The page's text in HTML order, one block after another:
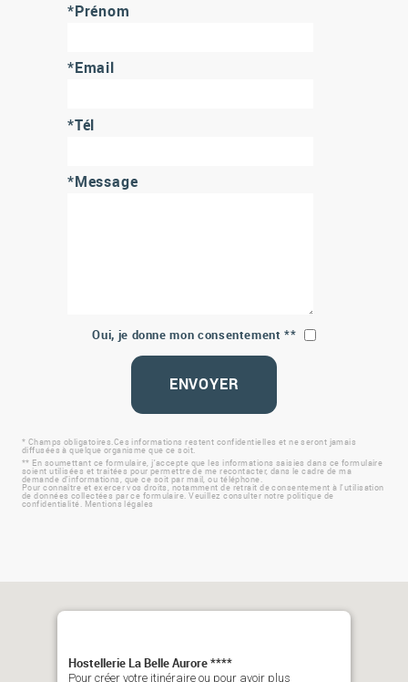
*Prénom
*Email
*Tél
*Message
Oui, je donne mon consentement **
ENVOYER
* Champs obligatoires.Ces informations restent confidentielles et ne seront jamais
diffusées à quelque organisme que ce soit.
** En soumettant ce formulaire, j'accepte que les informations saisies dans ce formulaire
soient utilisées et traitées pour permettre de me recontacter, dans le cadre de ma
demande d'informations, que ce soit par mail, ou téléphone.
Pour connaître et exercer vos droits, notamment de retrait de consentement à l'utilisation
de données collectées par ce formulaire. Veuillez consulter notre politique de
confidentialité. Mentions légales
Hostellerie La Belle Aurore ****
Pour créer votre itinéraire ou pour avoir plus